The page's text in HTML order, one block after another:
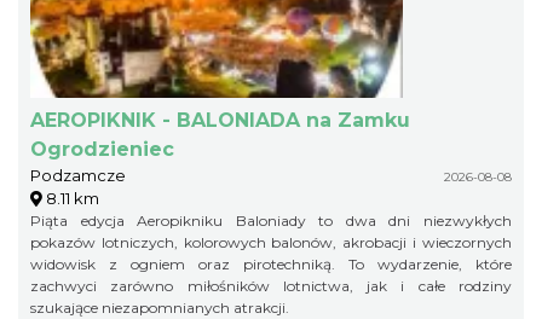
AEROPIKNIK - BALONIADA na Zamku
Ogrodzieniec
Podzamcze 2026-08-08
8.11 km
Piąta edycja Aeropikniku Baloniady to dwa dni niezwykłych
pokazów lotniczych, kolorowych balonów, akrobacji i wieczornych
widowisk z ogniem oraz pirotechniką. To wydarzenie, które
zachwyci zarówno miłośników lotnictwa, jak i całe rodziny
szukające niezapomnianych atrakcji.